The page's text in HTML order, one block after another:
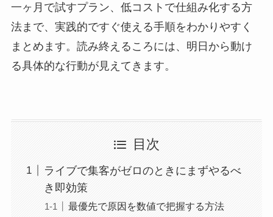
一ヶ月で試すプラン、低コストで仕組み化する方
法まで、実践的ですぐ使える手順をわかりやすく
まとめます。読み終えるころには、明日から動け
る具体的な行動が見えてきます。
目次
ライブで集客がゼロのときにまずやるべ
き即効策
最優先で原因を数値で把握する方法